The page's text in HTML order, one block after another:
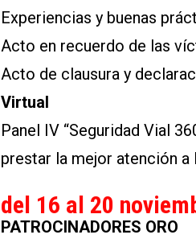
Experiencias y buenas
Acto en recuerdo de las
Acto de clausura y
Virtual
Panel IV “Seguridad Vial
prestar la mejor atención a
del 16 al 20
PATROCINADORES ORO